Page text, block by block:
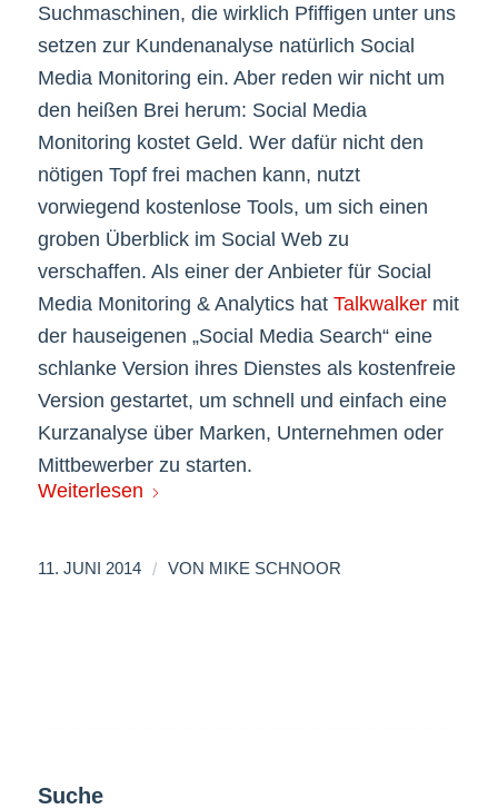
Suchmaschinen, die wirklich Pfiffigen unter uns
setzen zur Kundenanalyse natürlich Social
Media Monitoring ein. Aber reden wir nicht um
den heißen Brei herum: Social Media
Monitoring kostet Geld. Wer dafür nicht den
nötigen Topf frei machen kann, nutzt
vorwiegend kostenlose Tools, um sich einen
groben Überblick im Social Web zu
verschaffen. Als einer der Anbieter für Social
Media Monitoring & Analytics hat Talkwalkermit
der hauseigenen „Social Media Search“ eine
schlanke Version ihres Dienstes als kostenfreie
Version gestartet, um schnell und einfach eine
Kurzanalyse über Marken, Unternehmen oder
Mittbewerber zu starten.
Weiterlesen
11. JUNI 2014 / VON MIKE SCHNOOR
Suche